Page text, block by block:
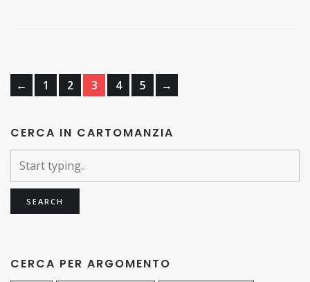
← 1 2 3 4 5 →
CERCA IN CARTOMANZIA
CERCA PER ARGOMENTO